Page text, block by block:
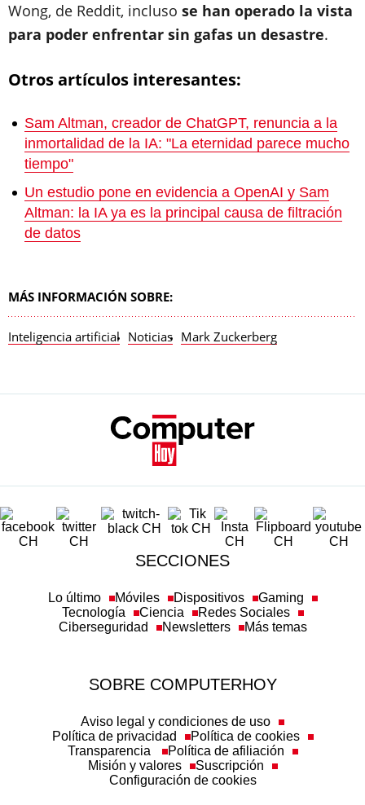
Wong, de Reddit, incluso se han operado la vista
para poder enfrentar sin gafas un desastre.
Otros artículos interesantes:
Sam Altman, creador de ChatGPT, renuncia a la
inmortalidad de la IA: "La eternidad parece mucho
tiempo"
Un estudio pone en evidencia a OpenAI y Sam
Altman: la IA ya es la principal causa de filtración
de datos
MÁS INFORMACIÓN SOBRE:
Inteligencia artificial Noticias Mark Zuckerberg
SECCIONES
Lo último Móviles Dispositivos
Gaming
Tecnología
Ciencia
Redes Sociales
Ciberseguridad
Newsletters Más temas
SOBRE COMPUTERHOY
Aviso legal y condiciones de uso
Política de privacidad
Política de cookies
Transparencia
Política de afiliación
Misión y valores
Suscripción
Configuración de cookies